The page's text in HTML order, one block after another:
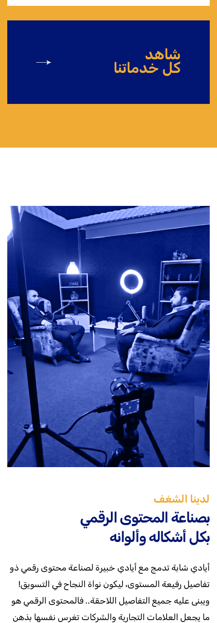
شاهد
كل خدماتنا
لدينا الشغف
بصناعة المحتوى الرقمي
بكل أشكاله وألوانه
أيادي شابة تدمج مع أيادي خبيرة لصناعة محتوى رقمي ذو
تفاصيل رفيعة المستوى، ليكون نواة النجاح في التسويق!
ويبنى عليه جميع التفاصيل اللاحقة.. فالمحتوى الرقمي هو
ما يجعل العلامات التجارية والشركات تغرس نفسها بذهن